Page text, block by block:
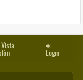
Vista
Login